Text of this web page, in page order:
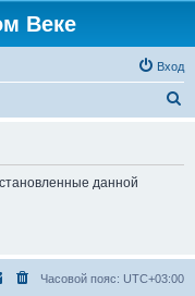
Веке
Вход
данной
Часовой пояс: UTC+03:00